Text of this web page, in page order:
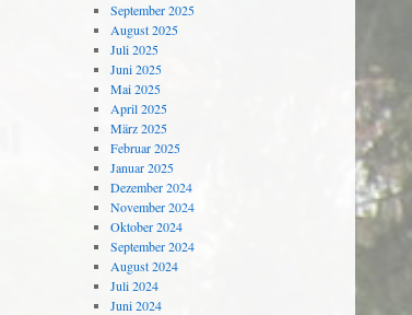
September 2025
August 2025
Juli 2025
Juni 2025
Mai 2025
April 2025
März 2025
Februar 2025
Januar 2025
Dezember 2024
November 2024
Oktober 2024
September 2024
August 2024
Juli 2024
Juni 2024